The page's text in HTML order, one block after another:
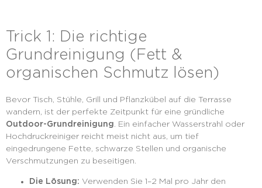
Trick 1: Die richtige
Grundreinigung (Fett &
organischen Schmutz lösen)
Bevor Tisch, Stühle, Grill und Pflanzkübel auf die Terrasse
wandern, ist der perfekte Zeitpunkt für eine gründliche
Outdoor-Grundreinigung. Ein einfacher Wasserstrahl oder
Hochdruckreiniger reicht meist nicht aus, um tief
eingedrungene Fette, schwarze Stellen und organische
Verschmutzungen zu beseitigen.
Die Lösung: Verwenden Sie 1–2 Mal pro Jahr den